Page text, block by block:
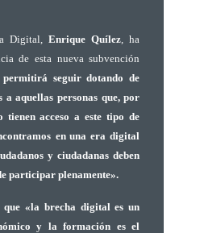
Digital,Enrique Quílez, ha
de esta nueva subvención
permitirá seguir dotando de
a aquellas personas que, por
tienen acceso a este tipo de
en una era digital
y ciudadanas deben
participar plenamente».
«la brecha digital es un
y la formación es el